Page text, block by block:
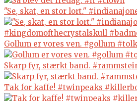
"Se, skat, en stor lort."
Gollum er vores ven. #gollum
Skarp fyr, stærkt band.
Tak for kaffe! #twinpeaks